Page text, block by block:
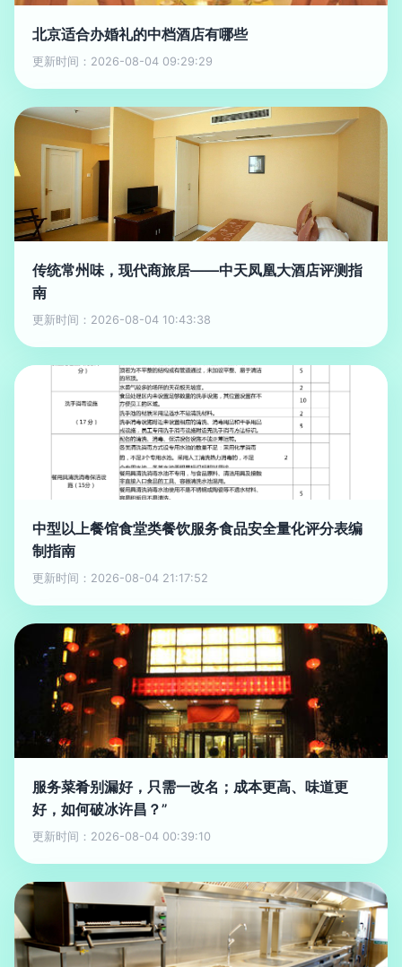
北京适合办婚礼的中档酒店有哪些
更新时间：2026-08-04 09:29:29
传统常州味，现代商旅居——中天凤凰大酒店评测指
南
更新时间：2026-08-04 10:43:38
中型以上餐馆食堂类餐饮服务食品安全量化评分表编
制指南
更新时间：2026-08-04 21:17:52
服务菜肴别漏好，只需一改名；成本更高、味道更
好，如何破冰许昌？”
更新时间：2026-08-04 00:39:10